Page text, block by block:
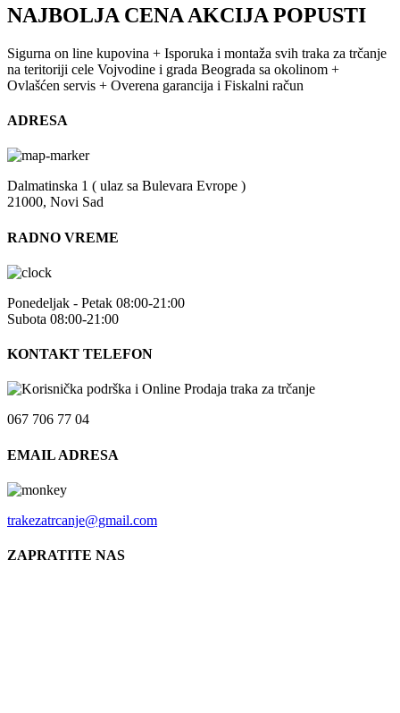
NAJBOLJA CENA AKCIJA POPUSTI
Sigurna on line kupovina + Isporuka i montaža svih traka za trčanje
na teritoriji cele Vojvodine i grada Beograda sa okolinom +
Ovlašćen servis + Overena garancija i Fiskalni račun
ADRESA
Dalmatinska 1 ( ulaz sa Bulevara Evrope )
21000, Novi Sad
RADNO VREME
Ponedeljak - Petak 08:00-21:00
Subota 08:00-21:00
KONTAKT TELEFON
067 706 77 04
EMAIL ADRESA
trakezatrcanje@gmail.com
ZAPRATITE NAS